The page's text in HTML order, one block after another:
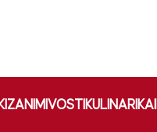
ZANIMIVOSTI KULINARIKA